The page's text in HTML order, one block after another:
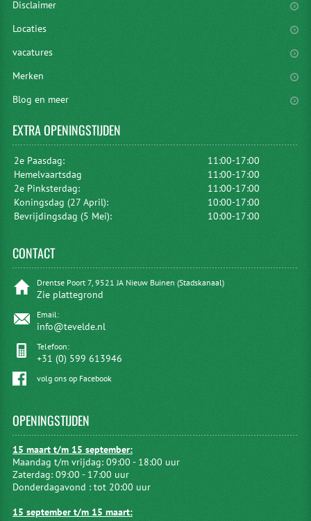
Disclaimer
Locaties
vacatures
Merken
Blog en meer
EXTRAOPENINGSTIJDEN
2e Paasdag:
11:00-17:00
Hemelvaartsdag
11:00-17:00
2e Pinksterdag:
11:00-17:00
Koningsdag (27 April):
10:00-17:00
Bevrijdingsdag (5 Mei):
10:00-17:00
CONTACT
Drentse Poort 7, 9521 JA Nieuw Buinen (Stadskanaal)
Zie plattegrond
Email:
info@tevelde.nl
Telefoon:
+31 (0) 599 613946
volg ons op Facebook
OPENINGSTIJDEN
15 maart t/m 15 september:
Maandag t/m vrijdag: 09:00 - 18:00 uur
Zaterdag: 09:00 - 17:00 uur
Donderdagavond : tot 20:00 uur
15 september t/m 15 maart: